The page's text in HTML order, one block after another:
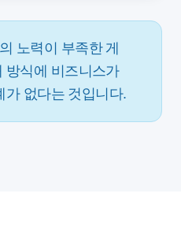
노력이 부족한 게
방식에 비즈니스가
가 없다는 것입니다.